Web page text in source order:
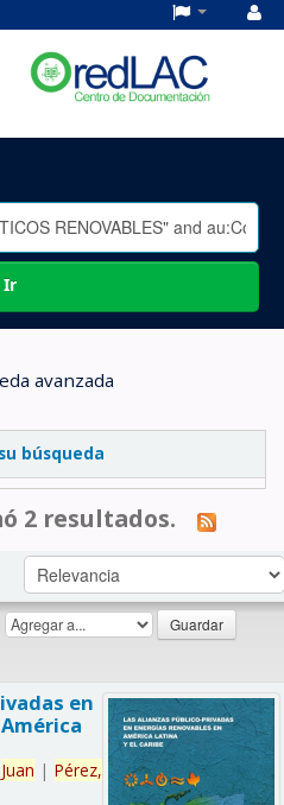
Ir
avanzada
búsqueda
2 resultados.
en
Juan | Pérez,